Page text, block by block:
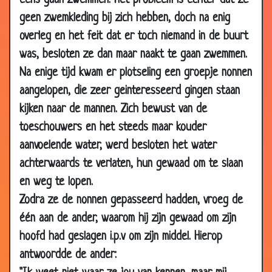
geen zwemkleding bij zich hebben, doch na enig
overleg en het feit dat er toch niemand in de buurt
was, besloten ze dan maar naakt te gaan zwemmen.
Na enige tijd kwam er plotseling een groepje nonnen
aangelopen, die zeer geinteresseerd gingen staan
kijken naar de mannen. Zich bewust van de
toeschouwers en het steeds maar kouder
aanvoelende water, werd besloten het water
achterwaards te verlaten, hun gewaad om te slaan
en weg te lopen.
Zodra ze de nonnen gepasseerd hadden, vroeg de
één aan de ander, waarom hij zijn gewaad om zijn
hoofd had geslagen i.p.v om zijn middel. Hierop
antwoordde de ander:
17 Feb 2010
Onrechtvaardig?
17 Feb 2010
De Heer zal me redden
2.66
17 Feb 2010
Tot de dag van vandaag
3.44
17 Feb 2010
Niet te hard rijden
01 Nov 2009
28 Sep
Wat zou je doen?
25 Sep 2009 Joodse priester
2.92
22 Jun 2009
Artritis
02 May
2009
Weg ermee! 3.59
09 Apr
2009
Mooiste land...
02 Apr 2009 Kerk bezoek